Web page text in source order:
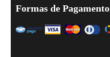
Formas de Pagamento